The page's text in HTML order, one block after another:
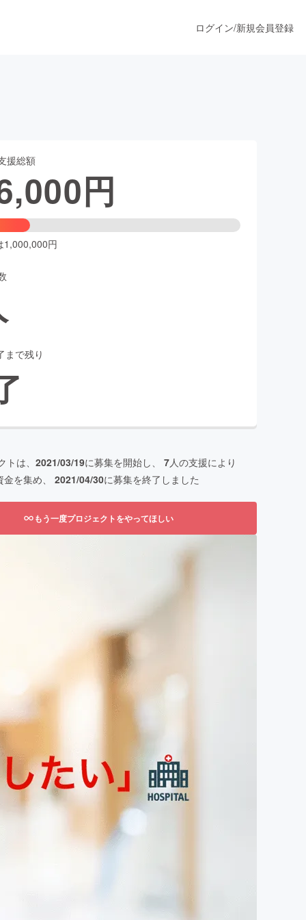
ファッション
ログイン/新規会員登録
援総額
円
1,000,000円
まで残り
は、 2021/03/19に募集を開始し、 7人の支援により
を集め、 2021/04/30に募集を終了しました
もう一度プロジェクトをやってほしい